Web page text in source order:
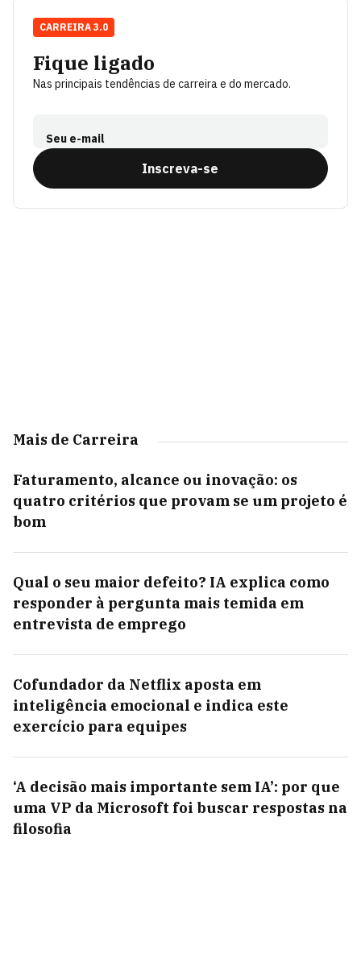
Fique ligado
Nas principais tendências de carreira e do mercado.
Seu e-mail
Inscreva-se
CARREIRA 3.0
Mais de Carreira
Faturamento, alcance ou inovação: os
quatro critérios que provam se um projeto é
bom
Qual o seu maior defeito? IA explica como
responder à pergunta mais temida em
entrevista de emprego
Cofundador da Netflix aposta em
inteligência emocional e indica este
exercício para equipes
‘A decisão mais importante sem IA’: por que
uma VP da Microsoft foi buscar respostas na
filosofia